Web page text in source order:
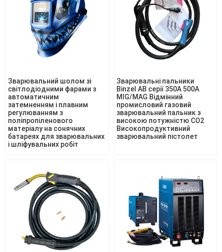
Зварювальний шолом зі
світлодіодними фарами з
автоматичним
затемненням і плавним
регулюванням з
поліпропіленового
матеріалу на сонячних
батареях для зварювальних
і шліфувальних робіт
Зварювальні пальники
Binzel AB серії 350A 500A
MIG/MAG Відмінний
промисловий газовий
зварювальний пальник з
високою потужністю CO2
Високопродуктивний
зварювальний пістолет